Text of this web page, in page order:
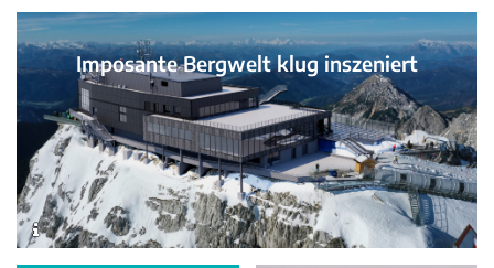
Imposante Bergwelt klug inszeniert